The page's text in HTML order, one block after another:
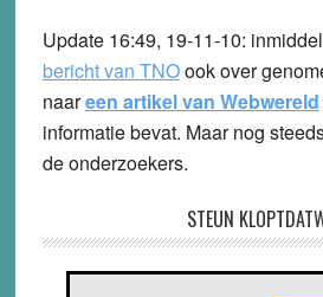
Update 16:49, 19-11-10:
bericht van TNOook over
naareen artikel van Webwereld
informatie bevat. Maar nog
de onderzoekers.
STEUN